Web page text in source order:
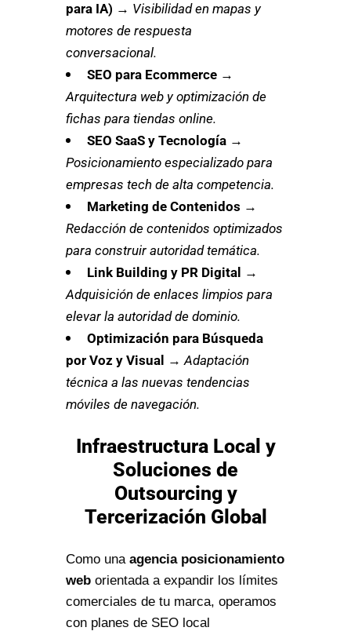
para IA) → Visibilidad en mapas y
motores de respuesta
conversacional.
SEO para Ecommerce →
Arquitectura web y optimización de
fichas para tiendas online.
SEO SaaS y Tecnología →
Posicionamiento especializado para
empresas tech de alta competencia.
Marketing de Contenidos →
Redacción de contenidos optimizados
para construir autoridad temática.
Link Building y PR Digital →
Adquisición de enlaces limpios para
elevar la autoridad de dominio.
Optimización para Búsqueda
por Voz y Visual →Adaptación
técnica a las nuevas tendencias
móviles de navegación.
Infraestructura Local y
Soluciones de
Outsourcing y
Tercerización Global
Como una agencia posicionamiento
web orientada a expandir los límites
comerciales de tu marca, operamos
con planes de SEO local